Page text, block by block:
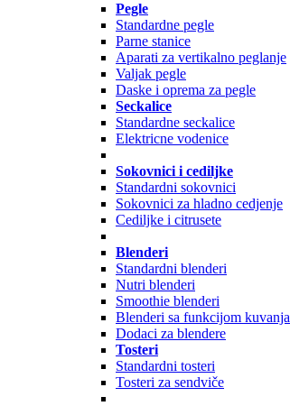
Pegle
Standardne pegle
Parne stanice
Aparati za vertikalno peglanje
Valjak pegle
Daske i oprema za pegle
Seckalice
Standardne seckalice
Elektricne vodenice
Sokovnici i cediljke
Standardni sokovnici
Sokovnici za hladno cedjenje
Cediljke i citrusete
Blenderi
Standardni blenderi
Nutri blenderi
Smoothie blenderi
Blenderi sa funkcijom kuvanja
Dodaci za blendere
Tosteri
Standardni tosteri
Tosteri za sendviče